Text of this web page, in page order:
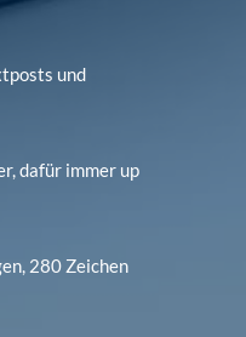
und
dafür immer up
280 Zeichen